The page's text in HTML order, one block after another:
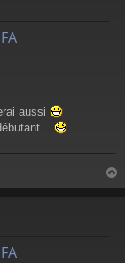
aussi
a